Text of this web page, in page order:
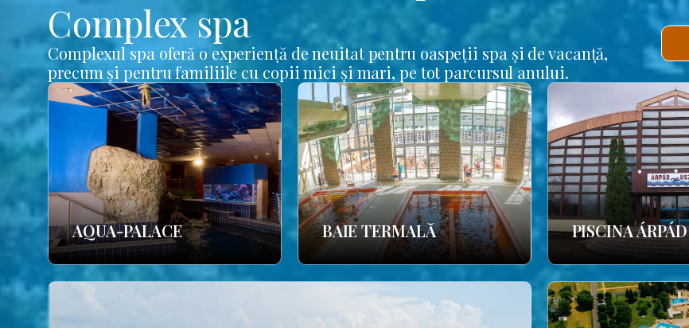
Complex spa
Complexul spa oferă o experiență de neuitat pentru oaspeții spa și de vacanță,
precum și pentru familiile cu copii mici și mari, pe tot parcursul anului.
AQUA-PALACE BAIE TERMALĂ PISCINA ÁRPÁD